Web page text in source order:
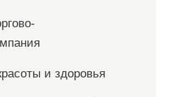
и здоровья